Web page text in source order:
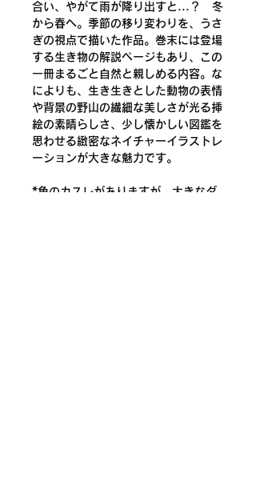
合い、やがて雨が降り出すと...？　冬
から春へ。季節の移り変わりを、うさ
ぎの視点で描いた作品。巻末には登場
する生き物の解説ページもあり、この
一冊まるごと自然と親しめる内容。な
によりも、生き生きとした動物の表情
や背景の野山の繊細な美しさが光る挿
絵の素晴らしさ、少し懐かしい図鑑を
思わせる緻密なネイチャーイラストレ
ーションが大きな魅力です。
*角のカスレがありますが、大きなダ